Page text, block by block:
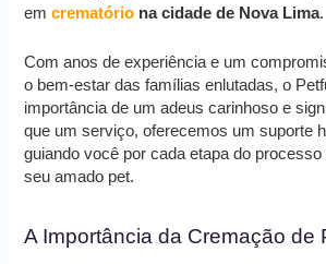
emcrematório na cidade de Nova Lima.
Com anos de experiência e um
o bem-estar das famílias enlutadas, o
importância de um adeus carinhoso e
que um serviço, oferecemos um suporte
guiando você por cada etapa do
seu amado pet.
A Importância da Cremação de